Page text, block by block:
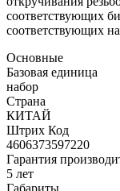
соответствующих
соответствующих
Основные
Базовая единица
набор
Страна
КИТАЙ
Штрих Код
4606373597220
Гарантия
5 лет
Габариты